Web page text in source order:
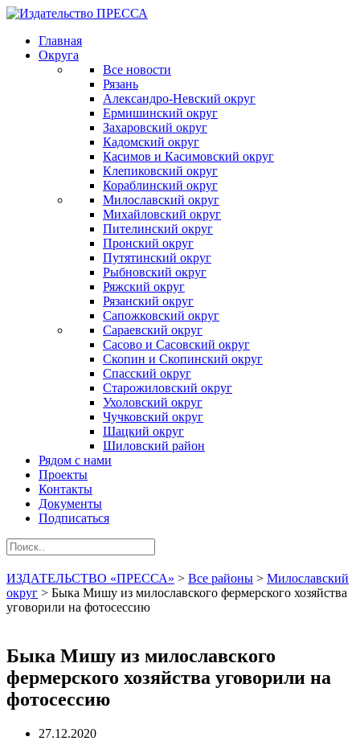
Главная
Округа
Все новости
Рязань
Александро-Невский округ
Ермишинский округ
Захаровский округ
Кадомский округ
Касимов и Касимовский округ
Клепиковский округ
Кораблинский округ
Милославский округ
Михайловский округ
Пителинский округ
Пронский округ
Путятинский округ
Рыбновский округ
Ряжский округ
Рязанский округ
Сапожковский округ
Сараевский округ
Сасово и Сасовский округ
Скопин и Скопинский округ
Спасский округ
Старожиловский округ
Ухоловский округ
Чучковский округ
Шацкий округ
Шиловский район
Рядом с нами
Проекты
Контакты
Документы
Подписаться
ИЗДАТЕЛЬСТВО «ПРЕССА» > Все районы > Милославский
округ > Быка Мишу из милославского фермерского хозяйства
уговорили на фотосессию
Быка Мишу из милославского
фермерского хозяйства уговорили на
фотосессию
27.12.2020